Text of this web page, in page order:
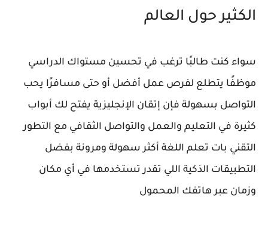
الكثير حول العالم
سواء كنت طالبًا ترغب في تحسين مستواك الدراسي
موظفًا يتطلع لفرص عمل أفضل أو حتى مسافرًا يحب
التواصل بسهولة فإن إتقان الإنجليزية يفتح لك أبواب
كثيرة في التعليم والعمل والتواصل الثقافي مع التطور
التقني بات تعلم اللغة أكثر سهولة ومرونة بفضل
التطبيقات الذكية اللي تقدر تستخدمها في أي مكان
وزمان عبر هاتفك المحمول